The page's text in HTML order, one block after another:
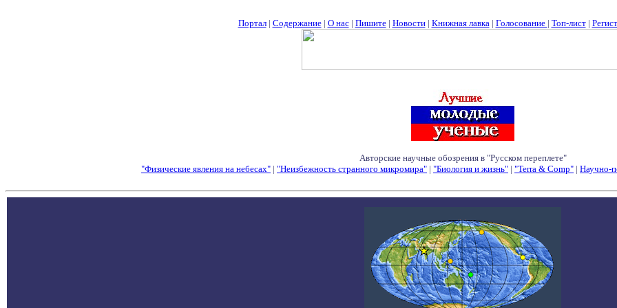
Портал| Содержание| О нас| Пишите| Новости| Книжная лавка| Голосование | Топ-лист|
Авторские научные обозрения в "Русском переплете"
"Физические явления на небесах" | "Неизбежность странного микромира" | "Биология и жизнь" | "Terra & Comp" | Научно-